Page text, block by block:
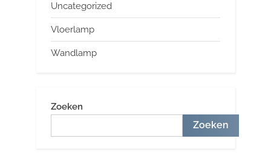
Uncategorized
Vloerlamp
Wandlamp
Zoeken
Zoeken